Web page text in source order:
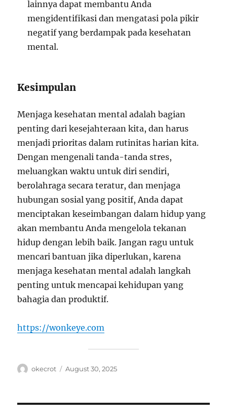
lainnya dapat membantu Anda
mengidentifikasi dan mengatasi pola pikir
negatif yang berdampak pada kesehatan
mental.
Kesimpulan
Menjaga kesehatan mental adalah bagian
penting dari kesejahteraan kita, dan harus
menjadi prioritas dalam rutinitas harian kita.
Dengan mengenali tanda-tanda stres,
meluangkan waktu untuk diri sendiri,
berolahraga secara teratur, dan menjaga
hubungan sosial yang positif, Anda dapat
menciptakan keseimbangan dalam hidup yang
akan membantu Anda mengelola tekanan
hidup dengan lebih baik. Jangan ragu untuk
mencari bantuan jika diperlukan, karena
menjaga kesehatan mental adalah langkah
penting untuk mencapai kehidupan yang
bahagia dan produktif.
https://wonkeye.com
Author
okecrot
Posted
August 30, 2025